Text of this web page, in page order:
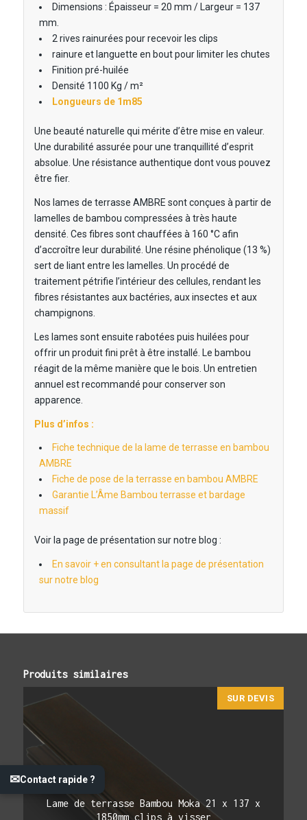
Dimensions : Épaisseur = 20 mm / Largeur = 137
mm.
2 rives rainurées pour recevoir les clips
rainure et languette en bout pour limiter les chutes
Finition pré-huilée
Densité 1100 Kg / m²
Longueurs de 1m85
Une beauté naturelle qui mérite d’être mise en valeur.
Une durabilité assurée pour une tranquillité d’esprit
absolue. Une résistance authentique dont vous pouvez
être fier.
Nos lames de terrasse AMBRE sont conçues à partir de
lamelles de bambou compressées à très haute
densité. Ces fibres sont chauffées à 160 °C afin
d’accroître leur durabilité. Une résine phénolique (13 %)
sert de liant entre les lamelles. Un procédé de
traitement pétrifie l’intérieur des cellules, rendant les
fibres résistantes aux bactéries, aux insectes et aux
champignons.
Les lames sont ensuite rabotées puis huilées pour
offrir un produit fini prêt à être installé. Le bambou
réagit de la même manière que le bois. Un entretien
annuel est recommandé pour conserver son
apparence.
Plus d’infos :
Fiche technique de la lame de terrasse en bambou
AMBRE
Fiche de pose de la terrasse en bambou AMBRE
Garantie L’Âme Bambou terrasse et bardage
massif
Voir la page de présentation sur notre blog :
En savoir + en consultant la page de présentation
sur notre blog
Produits similaires
SUR DEVIS
Lame de terrasse Bambou Moka 21 x 137 x
1850mm clips à visser
✉Contact rapide ?